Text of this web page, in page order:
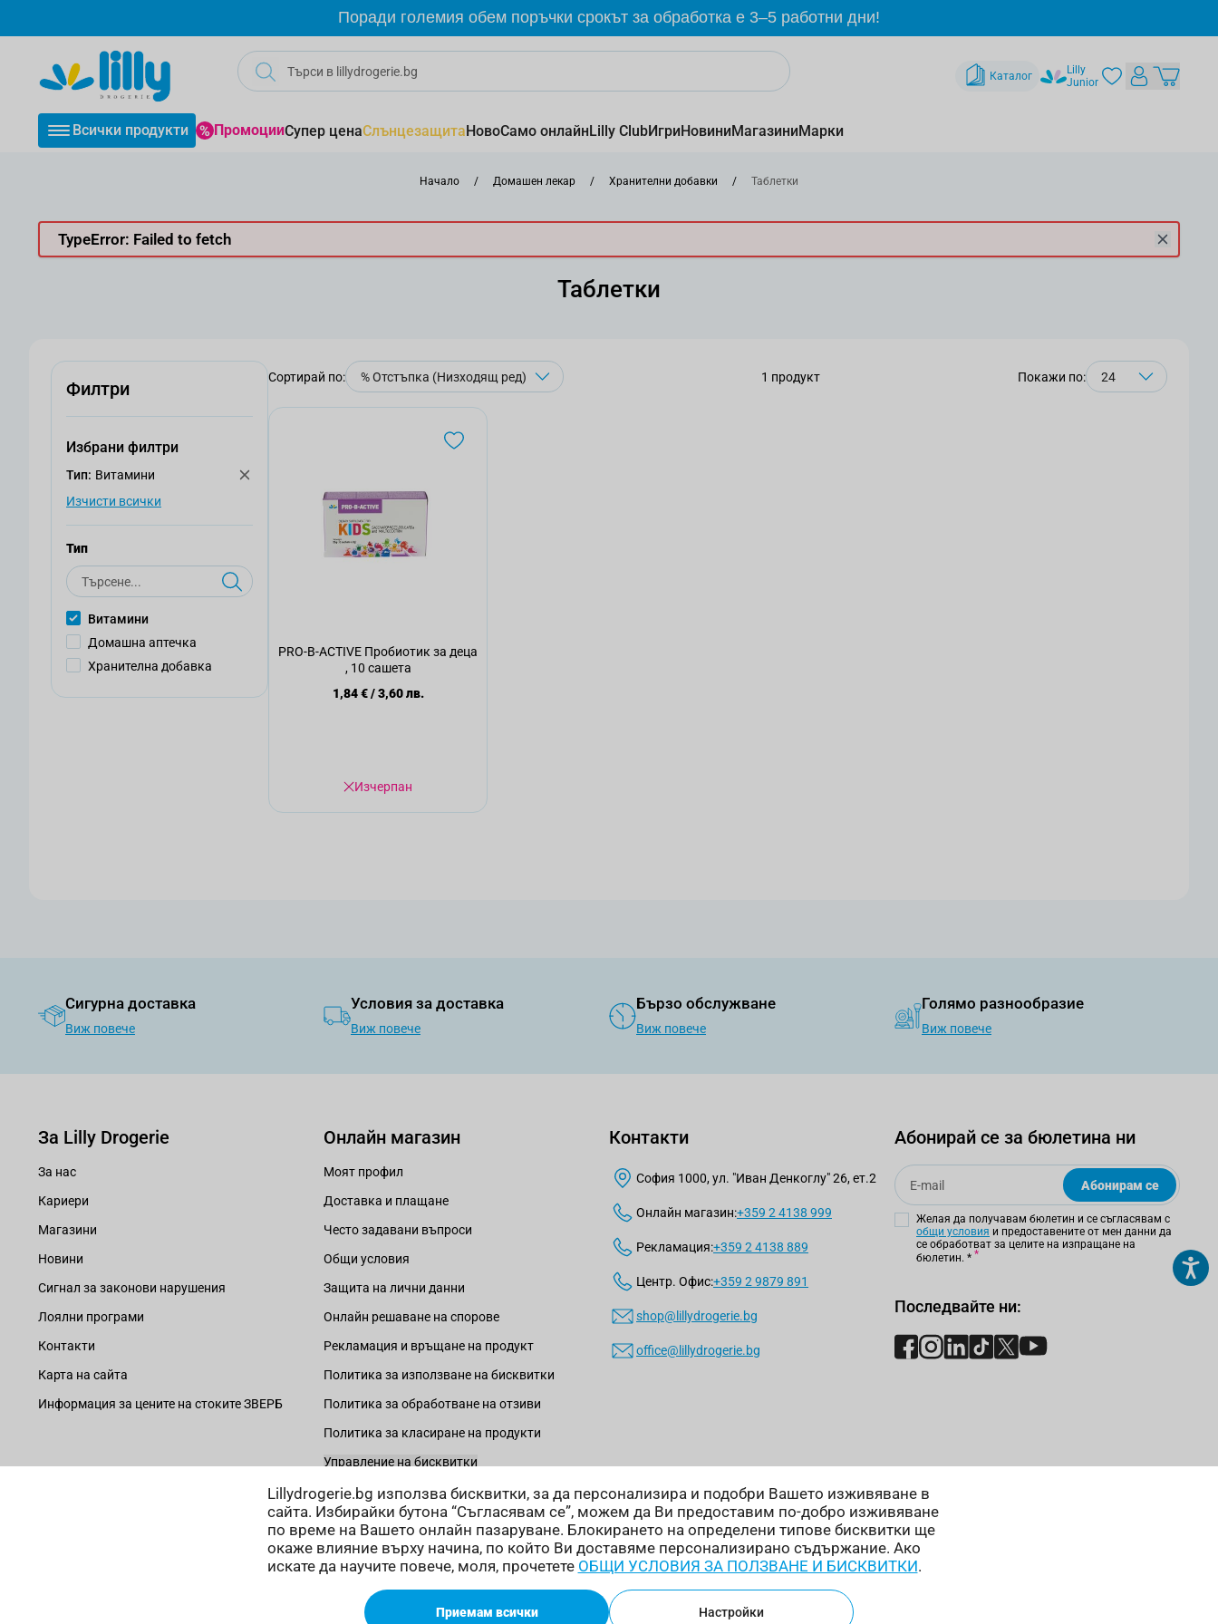
Lillydrogerie.bg използва бисквитки, за да персонализира и подобри Вашето изживяване в
сайта. Избирайки бутона “Съгласявам се”, можем да Ви предоставим по-добро изживяване
по време на Вашето онлайн пазаруване. Блокирането на определени типове бисквитки ще
окаже влияние върху начина, по който Ви доставяме персонализирано съдържание. Ако
искате да научите повече, моля, прочетете ОБЩИ УСЛОВИЯ ЗА ПОЛЗВАНЕ И БИСКВИТКИ.
Приемам всички Настройки
Поради големия обем поръчки срокът за обработка е 3–5 работни дни!
Каталог
Lilly
Junior
Всички продукти ПромоцииСупер ценаСлънцезащитаНовоСамо онлайнLilly ClubИгриНовиниМагазиниМарки
Начало / Домашен лекар / Хранителни добавки / Таблетки
TypeError: Failed to fetch
Таблетки
Филтри
Избрани филтри
Тип: Витамини
Изчисти всички
Тип
Търсене
Витамини
Домашна аптечка
Хранителна добавка
Сортирай по: 1 продукт Покажи по:
PRO-B-ACTIVE Пробиотик за деца
, 10 сашета
1,84 €/3,60 лв.
Изчерпан
Сигурна доставка
Виж повече
Условия за доставка
Виж повече
Бързо обслужване
Виж повече
Голямо разнообразие
Виж повече
За Lilly Drogerie
За нас
Кариери
Магазини
Новини
Сигнал за законови нарушения
Лоялни програми
Контакти
Карта на сайта
Информация за цените на стоките ЗВЕРБ
Онлайн магазин
Моят профил
Доставка и плащане
Често задавани въпроси
Общи условия
Защита на лични данни
Онлайн решаване на спорове
Рекламация и връщане на продукт
Политика за използване на бисквитки
Политика за обработване на отзиви
Политика за класиране на продукти
Управление на бисквитки
Контакти
София 1000, ул. "Иван Денкоглу" 26, ет.2
Онлайн магазин:+359 2 4138 999
Рекламация:+359 2 4138 889
Центр. Офис:+359 2 9879 891
shop@lillydrogerie.bg
office@lillydrogerie.bg
Абонирай се за бюлетина ни
Email
Абонирам се
Желая да получавам бюлетин и се съгласявам с
общи условия и предоставените от мен данни да
се обработват за целите на изпращане на
бюлетин. *
Последвайте ни:
Начини на доставка:
Copyright © 2025 Лили Дрогерие ЕООД. Всички права запазени. Онлайн магазин от